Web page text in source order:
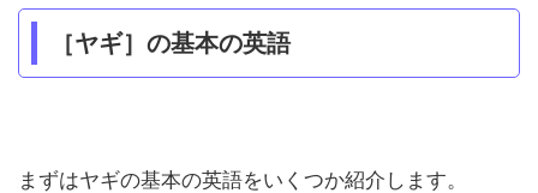
［ヤギ］の基本の英語
まずはヤギの基本の英語をいくつか紹介します。